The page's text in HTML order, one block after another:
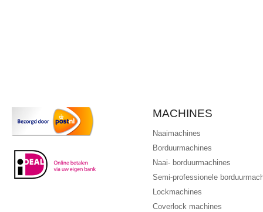
MACHINES
Naaimachines
Borduurmachines
Naai- borduurmachines
Semi-professionele
Lockmachines
Coverlock machines